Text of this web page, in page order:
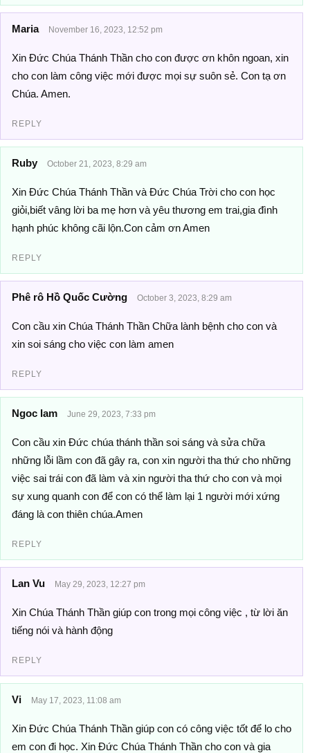
Maria November 16, 2023, 12:52 pm
Xin Đức Chúa Thánh Thần cho con được ơn khôn ngoan, xin
cho con làm công việc mới được mọi sự suôn sẻ. Con tạ ơn
Chúa. Amen.
REPLY
Ruby October 21, 2023, 8:29 am
Xin Đức Chúa Thánh Thần và Đức Chúa Trời cho con học
giỏi,biết vâng lời ba mẹ hơn và yêu thương em trai,gia đình
hạnh phúc không cãi lộn.Con cảm ơn Amen
REPLY
Phê rô Hồ Quốc Cường October 3, 2023, 8:29 am
Con cầu xin Chúa Thánh Thần Chữa lành bệnh cho con và
xin soi sáng cho việc con làm amen
REPLY
Ngoc lam June 29, 2023, 7:33 pm
Con cầu xin Đức chúa thánh thần soi sáng và sửa chữa
những lỗi lầm con đã gây ra, con xin người tha thứ cho những
việc sai trái con đã làm và xin người tha thứ cho con và mọi
sự xung quanh con để con có thể làm lại 1 người mới xứng
đáng là con thiên chúa.Amen
REPLY
Lan Vu May 29, 2023, 12:27 pm
Xin Chúa Thánh Thần giúp con trong mọi công việc , từ lời ăn
tiếng nói và hành động
REPLY
Vi May 17, 2023, 11:08 am
Xin Đức Chúa Thánh Thần giúp con có công việc tốt để lo cho
em con đi học. Xin Đức Chúa Thánh Thần cho con và gia